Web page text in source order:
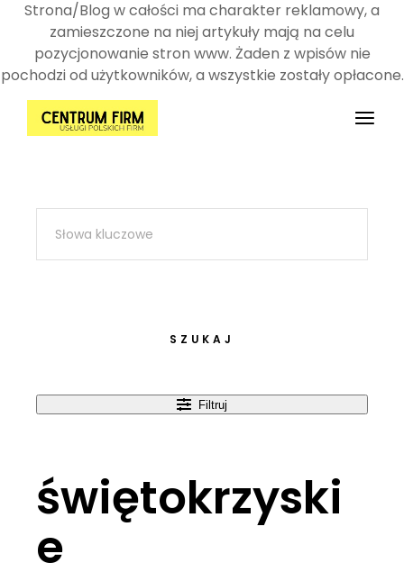
Strona/Blog w całości ma charakter reklamowy, a
zamieszczone na niej artykuły mają na celu
pozycjonowanie stron www. Żaden z wpisów nie
pochodzi od użytkowników, a wszystkie zostały opłacone.
SZUKAJ
Filtruj
świętokrzyski
e